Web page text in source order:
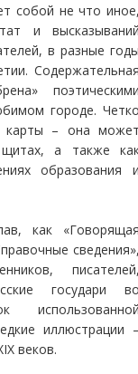
собой не что
и
в разные
городе.
карты – она
а также
образования
как
государи
иллюстрации
веков.